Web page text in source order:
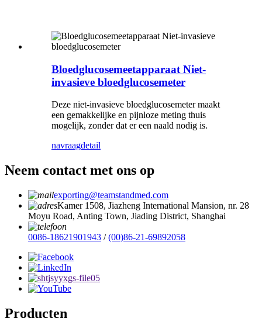
Bloedglucosemeetapparaat Niet-
invasieve bloedglucosemeter
Deze niet-invasieve bloedglucosemeter maakt
een gemakkelijke en pijnloze meting thuis
mogelijk, zonder dat er een naald nodig is.
navraagdetail
Neem contact met ons op
exporting@teamstandmed.com
Kamer 1508, Jiazheng International Mansion, nr. 28
Moyu Road, Anting Town, Jiading District, Shanghai
0086-18621901943 /(00)86-21-69892058
Producten